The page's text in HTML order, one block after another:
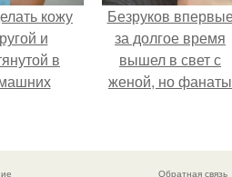
кожу
и
в
Безруков
за долгое время
вышел в свет с
женой, но фанаты
Анны: "какая она
скучная.
Обратная связь